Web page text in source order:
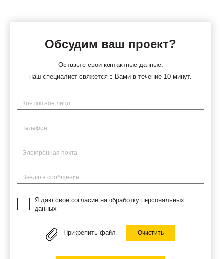
Обсудим ваш проект?
Оставьте свои контактные данные,
наш специалист свяжется с Вами в течение 10 минут.
Имя
Телефон
Электронная почта
Введите сообщение
Я даю своё согласие на обработку персональных
данных
Прикрепить файл Очистить